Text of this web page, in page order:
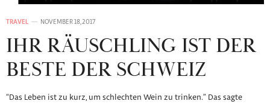
TRAVEL NOVEMBER 18, 2017
IHR RÄUSCHLING IST DER
BESTE DER SCHWEIZ
“Das Leben ist zu kurz, um schlechten Wein zu trinken.” Das sagte